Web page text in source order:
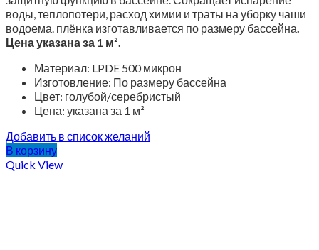
воды, теплопотери, расход химии и траты на уборку чаши
водоема. плёнка изготавливается по размеру бассейна.
Цена указана за 1 м².
Материал: LPDE 500 микрон
Изготовление: По размеру бассейна
Цвет: голубой/серебристый
Цена: указана за 1 м²
Добавить в список желаний
В корзину
Quick View